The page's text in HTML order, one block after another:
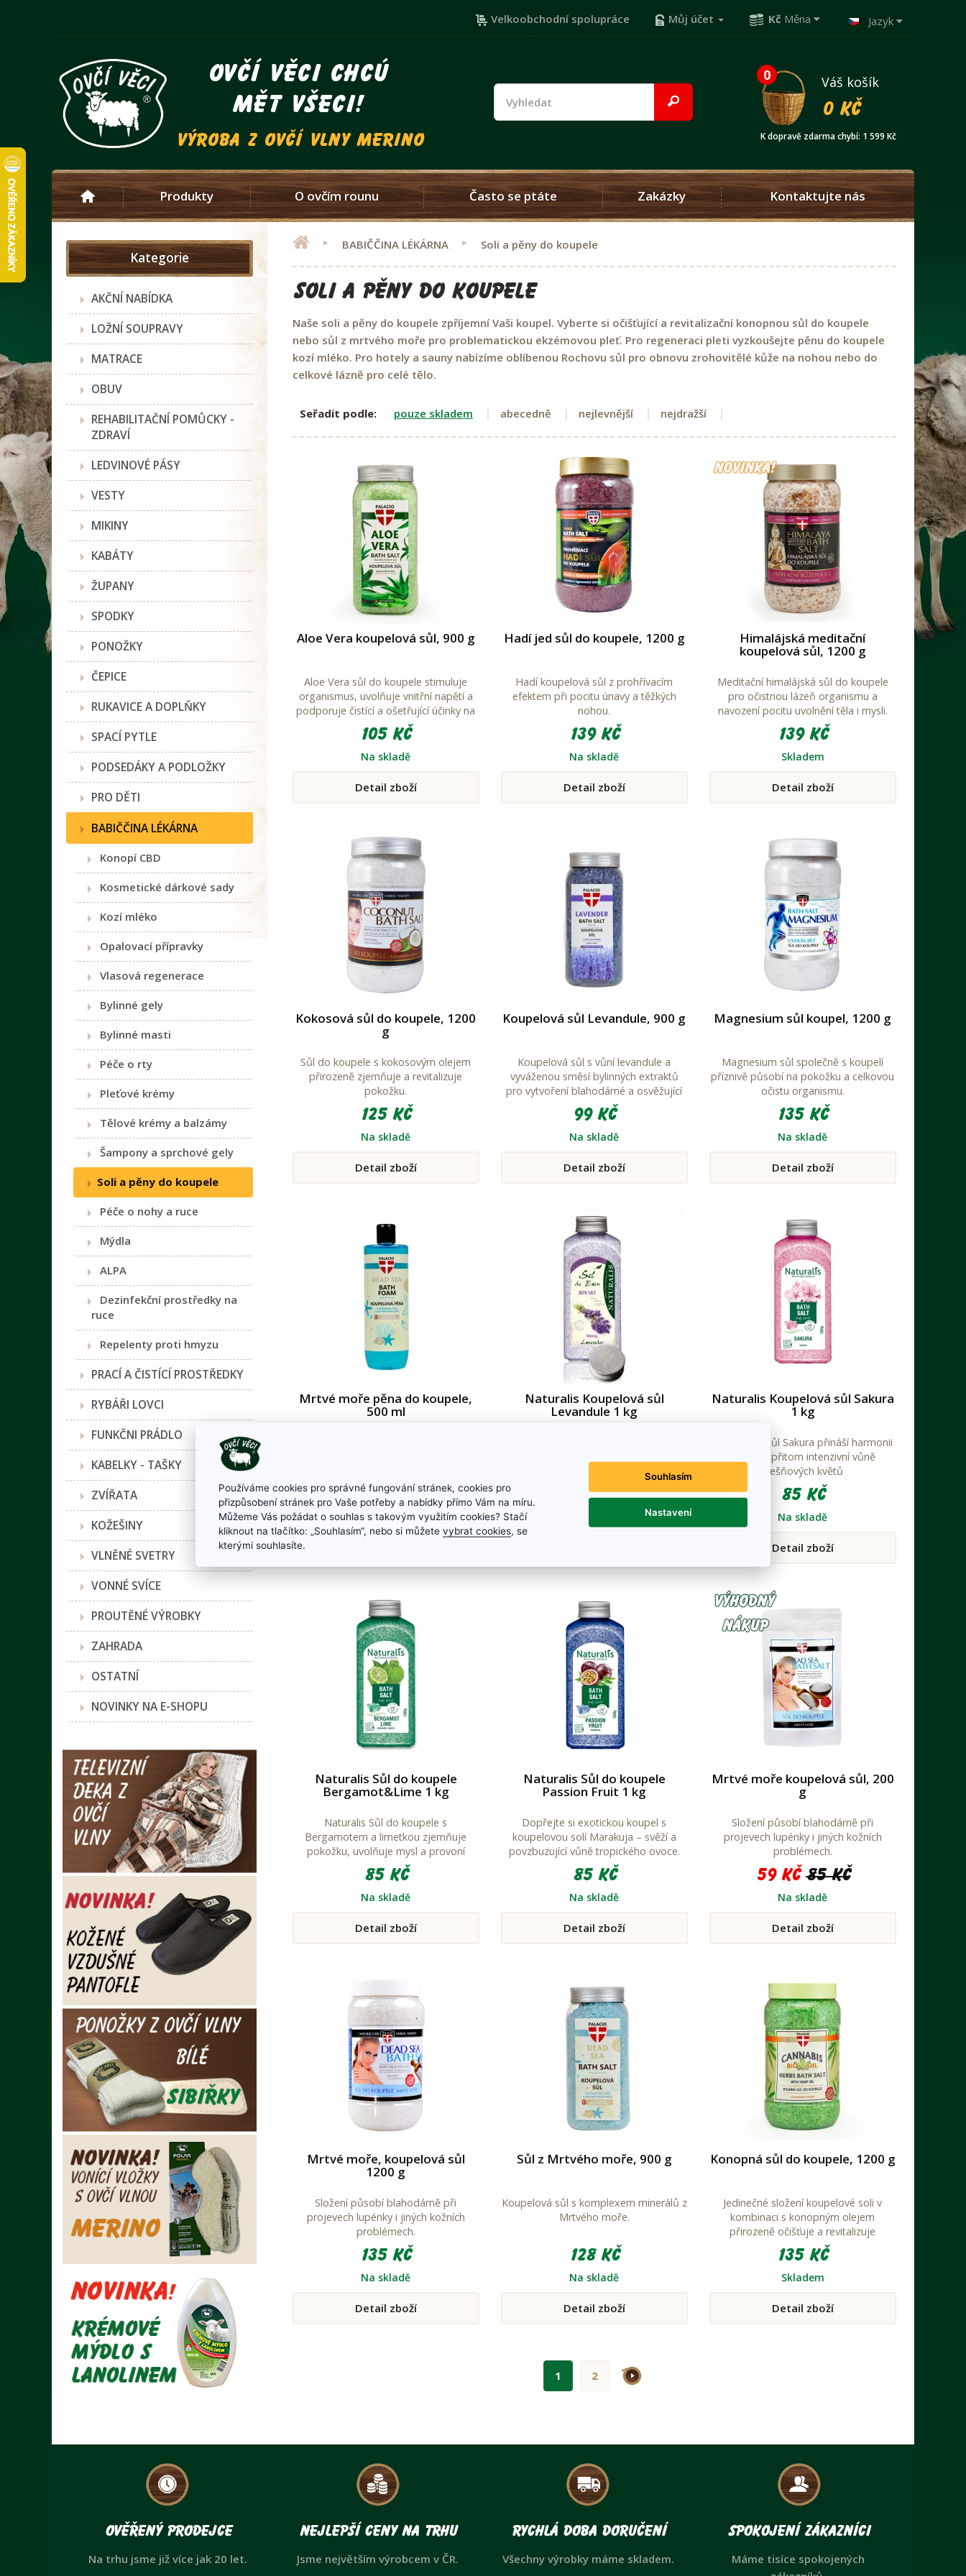
Velkoobchodní spolupráce Můj účet Kč Měna Jazyk
ovčí věci chcú
mět všeci!
výroba z ovčí vlny merino
0
Váš košík
0 Kč
K dopravě zdarma chybí: 1 599 Kč
Produkty O ovčím rounu Často se ptáte Zakázky Kontaktujte nás
Kategorie
AKČNÍ NABÍDKA
LOŽNÍ SOUPRAVY
MATRACE
OBUV
REHABILITAČNÍ POMŮCKY -
ZDRAVÍ
LEDVINOVÉ PÁSY
VESTY
MIKINY
KABÁTY
ŽUPANY
SPODKY
PONOŽKY
ČEPICE
RUKAVICE A DOPLŇKY
SPACÍ PYTLE
PODSEDÁKY A PODLOŽKY
PRO DĚTI
BABIČČINA LÉKÁRNA
Konopí CBD
Kosmetické dárkové sady
Kozí mléko
Opalovací přípravky
Vlasová regenerace
Bylinné gely
Bylinné masti
Péče o rty
Pleťové krémy
Tělové krémy a balzámy
Šampony a sprchové gely
Soli a pěny do koupele
Péče o nohy a ruce
Mýdla
ALPA
Dezinfekční prostředky na
ruce
Repelenty proti hmyzu
PRACÍ A ČISTÍCÍ PROSTŘEDKY
RYBÁŘI LOVCI
FUNKČNI PRÁDLO
KABELKY - TAŠKY
ZVÍŘATA
KOŽEŠINY
VLNĚNÉ SVETRY
VONNÉ SVÍCE
PROUTĚNÉ VÝROBKY
ZAHRADA
OSTATNÍ
NOVINKY NA E-SHOPU
BABIČČINA LÉKÁRNA Soli a pěny do koupele
Soli a pěny do koupele
Naše soli a pěny do koupele zpříjemní Vaši koupel. Vyberte si očišťující a revitalizační konopnou sůl do koupele
nebo sůl z mrtvého moře pro problematickou ekzémovou pleť. Pro regeneraci pleti vyzkoušejte pěnu do koupele
kozí mléko. Pro hotely a sauny nabízíme oblíbenou Rochovu sůl pro obnovu zrohovitělé kůže na nohou nebo do
celkové lázně pro celé tělo.
Seřadit podle: pouze skladem abecedně nejlevnější nejdražší
Aloe Vera koupelová sůl, 900 g
Aloe Vera sůl do koupele stimuluje
organismus, uvolňuje vnitřní napětí a
podporuje čistící a ošetřující účinky na
pokožku.
105 Kč
Na skladě
Detail zboží
Hadí jed sůl do koupele, 1200 g
Hadí koupelová sůl z prohřívacím
efektem při pocitu únavy a těžkých
nohou.
139 Kč
Na skladě
Detail zboží
Himalájská meditační
koupelová sůl, 1200 g
Meditační himalájská sůl do koupele
pro očistnou lázeň organismu a
navození pocitu uvolnění těla i mysli.
139 Kč
Skladem
Detail zboží
Kokosová sůl do koupele, 1200
g
Sůl do koupele s kokosovým olejem
přirozeně zjemňuje a revitalizuje
pokožku.
125 Kč
Na skladě
Detail zboží
Koupelová sůl Levandule, 900 g
Koupelová sůl s vůní levandule a
vyváženou směsí bylinných extraktů
pro vytvoření blahodárné a osvěžující
lázně.
99 Kč
Na skladě
Detail zboží
Magnesium sůl koupel, 1200 g
Magnesium sůl společně s koupelí
příznivě působí na pokožku a celkovou
očistu organismu.
135 Kč
Na skladě
Detail zboží
Mrtvé moře pěna do koupele,
500 ml
89 Kč
Na skladě
Naturalis Koupelová sůl
Levandule 1 kg
regeneruje pokožku a uvolňuje mysl.
Působí proti stresu, stimuluje svaly,
zklidňuje potíže a bolesti.
85 Kč
Naturalis Koupelová sůl Sakura
1 kg
Koupelová sůl Sakura přináší harmonii
jemné a přitom intenzivní vůně
třešňových květů
85 Kč
Na skladě
Detail zboží
Naturalis Sůl do koupele
Bergamot&Lime 1 kg
Naturalis Sůl do koupele s
Bergamotem a limetkou zjemňuje
pokožku, uvolňuje mysl a provoní
koupelnu i vaši pokožku příjemnou
relaxační vůní.
85 Kč
Na skladě
Detail zboží
Naturalis Sůl do koupele
Passion Fruit 1 kg
Dopřejte si exotickou koupel s
koupelovou solí Marakuja – svěží a
povzbuzující vůně tropického ovoce.
85 Kč
Na skladě
Detail zboží
Mrtvé moře koupelová sůl, 200
g
Složení působí blahodárně při
projevech lupénky i jiných kožních
problémech.
59 Kč 85 Kč
Na skladě
Detail zboží
Mrtvé moře, koupelová sůl
1200 g
Složení působí blahodárně při
projevech lupénky i jiných kožních
problémech.
135 Kč
Na skladě
Detail zboží
Sůl z Mrtvého moře, 900 g
Koupelová sůl s komplexem minerálů z
Mrtvého moře.
128 Kč
Na skladě
Detail zboží
Konopná sůl do koupele, 1200 g
Jedinečné složení koupelové soli v
kombinaci s konopným olejem
přirozeně očišťuje a revitalizuje
pokožku a odplavuje únavu a ztres.
135 Kč
Skladem
Detail zboží
1 2 >
Ověřený prodejce
Na trhu jsme již více jak 20 let.
Nejlepší ceny na trhu
Jsme největším výrobcem v ČR.
Rychlá doba doručení
Všechny výrobky máme skladem.
Spokojení zákazníci
Máme tisíce spokojených
Používáme cookies pro správné fungování stránek, cookies pro
přizpůsobení stránek pro Vaše potřeby a nabídky přímo Vám na míru.
Můžeme Vás požádat o souhlas s takovým využitím cookies? Stačí
kliknout na tlačítko: „Souhlasím“, nebo si můžete vybrat cookies, se
kterými souhlasíte.
Souhlasím
Nastavení